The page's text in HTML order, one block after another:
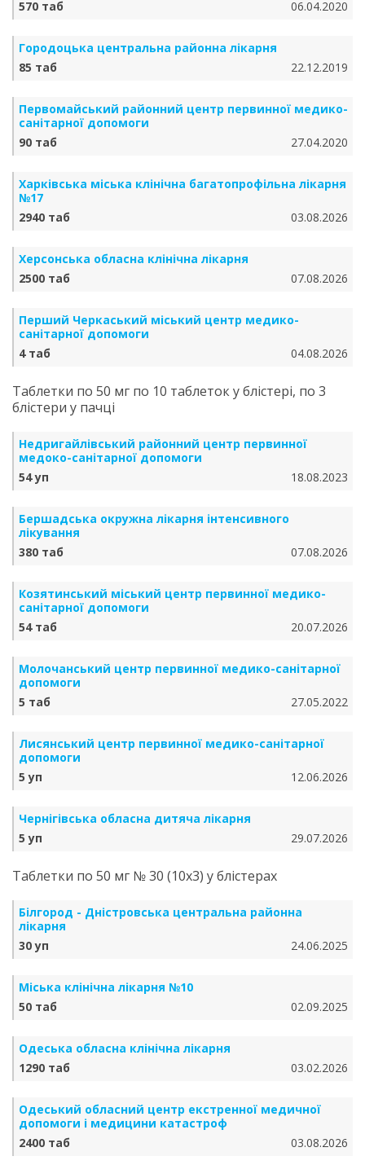
570 таб
06.04.2020
Городоцька центральна районна лікарня
85 таб
22.12.2019
Первомайський районний центр первинної медико-
санітарної допомоги
90 таб
27.04.2020
Харківська міська клінічна багатопрофільна лікарня
№17
2940 таб
03.08.2026
Херсонська обласна клінічна лікарня
2500 таб
07.08.2026
Перший Черкаський міський центр медико-
санітарної допомоги
4 таб
04.08.2026
Таблетки по 50 мг по 10 таблеток у блістері, по 3
блістери у пачці
Недригайлівський районний центр первинної
медоко-санітарної допомоги
54 уп
18.08.2023
Бершадська окружна лікарня інтенсивного
лікування
380 таб
07.08.2026
Козятинський міський центр первинної медико-
санітарної допомоги
54 таб
20.07.2026
Молочанський центр первинної медико-санітарної
допомоги
5 таб
27.05.2022
Лисянський центр первинної медико-санітарної
допомоги
5 уп
12.06.2026
Чернігівська обласна дитяча лікарня
5 уп
29.07.2026
Таблетки по 50 мг № 30 (10х3) у блістерах
Білгород - Дністровська центральна районна
лікарня
30 уп
24.06.2025
Міська клінічна лікарня №10
50 таб
02.09.2025
Одеська обласна клінічна лікарня
1290 таб
03.02.2026
Одеський обласний центр екстренної медичної
допомоги і медицини катастроф
2400 таб
03.08.2026